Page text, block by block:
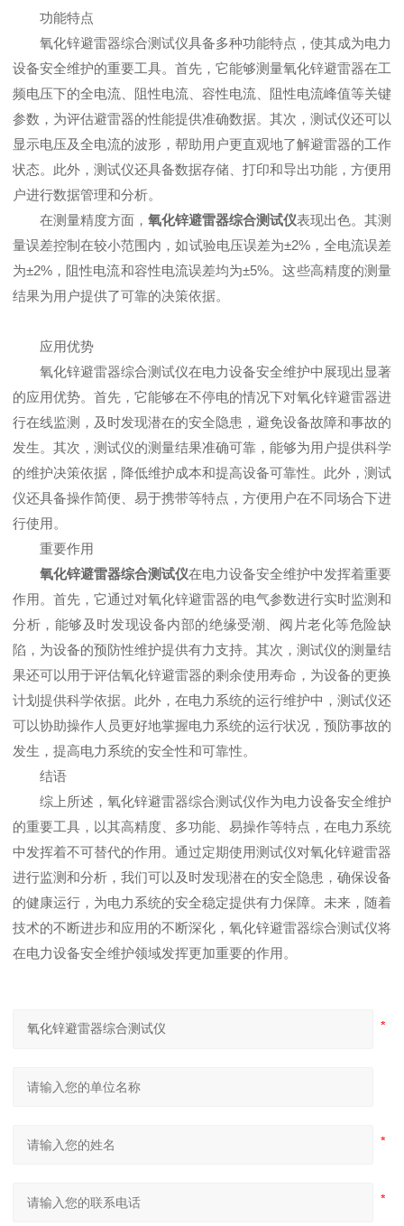
功能特点
氧化锌避雷器综合测试仪具备多种功能特点，使其成为电力
设备安全维护的重要工具。首先，它能够测量氧化锌避雷器在工
频电压下的全电流、阻性电流、容性电流、阻性电流峰值等关键
参数，为评估避雷器的性能提供准确数据。其次，测试仪还可以
显示电压及全电流的波形，帮助用户更直观地了解避雷器的工作
状态。此外，测试仪还具备数据存储、打印和导出功能，方便用
户进行数据管理和分析。
在测量精度方面， 氧化锌避雷器综合测试仪表现出色。其测
量误差控制在较小范围内，如试验电压误差为±2%，全电流误差
为±2%，阻性电流和容性电流误差均为±5%。这些高精度的测量
结果为用户提供了可靠的决策依据。
应用优势
氧化锌避雷器综合测试仪在电力设备安全维护中展现出显著
的应用优势。首先，它能够在不停电的情况下对氧化锌避雷器进
行在线监测，及时发现潜在的安全隐患，避免设备故障和事故的
发生。其次，测试仪的测量结果准确可靠，能够为用户提供科学
的维护决策依据，降低维护成本和提高设备可靠性。此外，测试
仪还具备操作简便、易于携带等特点，方便用户在不同场合下进
行使用。
重要作用
氧化锌避雷器综合测试仪在电力设备安全维护中发挥着重要
作用。首先，它通过对氧化锌避雷器的电气参数进行实时监测和
分析，能够及时发现设备内部的绝缘受潮、阀片老化等危险缺
陷，为设备的预防性维护提供有力支持。其次，测试仪的测量结
果还可以用于评估氧化锌避雷器的剩余使用寿命，为设备的更换
计划提供科学依据。此外，在电力系统的运行维护中，测试仪还
可以协助操作人员更好地掌握电力系统的运行状况，预防事故的
发生，提高电力系统的安全性和可靠性。
结语
综上所述，氧化锌避雷器综合测试仪作为电力设备安全维护
的重要工具，以其高精度、多功能、易操作等特点，在电力系统
中发挥着不可替代的作用。通过定期使用测试仪对氧化锌避雷器
进行监测和分析，我们可以及时发现潜在的安全隐患，确保设备
的健康运行，为电力系统的安全稳定提供有力保障。未来，随着
技术的不断进步和应用的不断深化，氧化锌避雷器综合测试仪将
在电力设备安全维护领域发挥更加重要的作用。